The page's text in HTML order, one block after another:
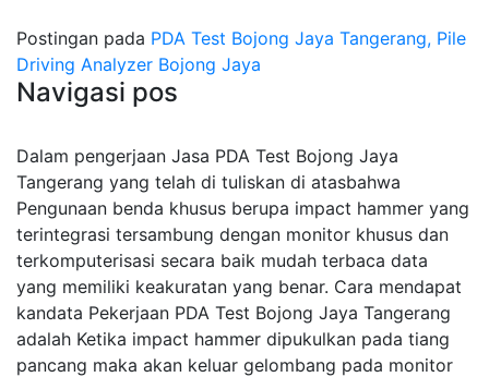
Postingan pada PDA Test Bojong Jaya Tangerang, Pile
Driving Analyzer Bojong Jaya
Navigasi pos
Dalam pengerjaan Jasa PDA Test Bojong Jaya
Tangerang yang telah di tuliskan di atasbahwa
Pengunaan benda khusus berupa impact hammer yang
terintegrasi tersambung dengan monitor khusus dan
terkomputerisasi secara baik mudah terbaca data
yang memiliki keakuratan yang benar. Cara mendapat
kandata Pekerjaan PDA Test Bojong Jaya Tangerang
adalah Ketika impact hammer dipukulkan pada tiang
pancang maka akan keluar gelombang pada monitor